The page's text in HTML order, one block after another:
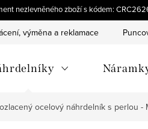
nezlevněného zboží s kódem:
výměna a reklamace
ocelový náhrdelník s perlou -